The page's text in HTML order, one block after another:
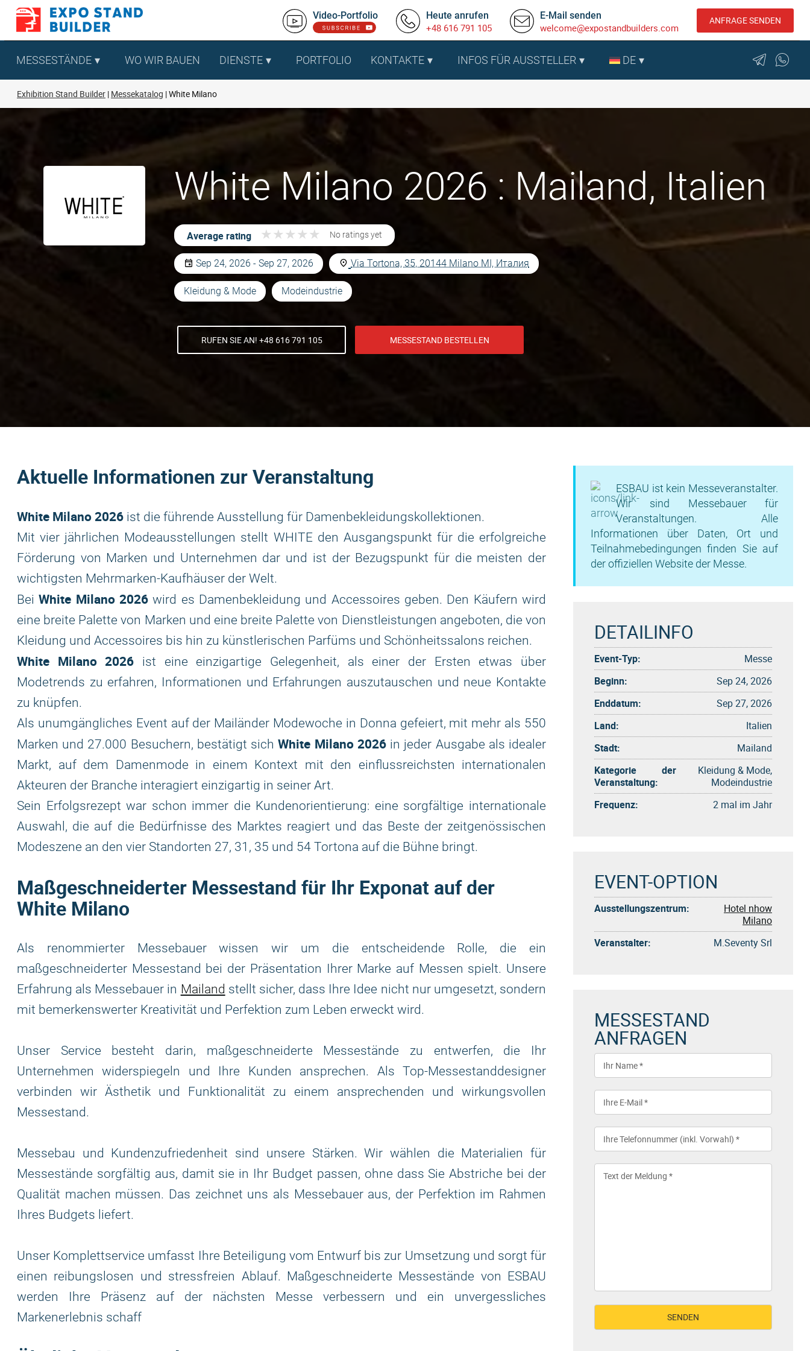
Zum
springen
Video-Portfolio Heute anrufen
+48 616 791 105
E-Mail senden
welcome@expostandbuilders.com
ANFRAGE SENDEN
MESSESTÄNDE WO WIR BAUEN DIENSTE PORTFOLIO KONTAKTE INFOS FÜR AUSSTELLER DE
Exhibition Stand Builder Messekatalog White Milano
White Milano 2026 : Mailand, Italien
Average rating ★ ★ ★ ★ ★
★ ★ ★ ★ ★ No ratings yet
Sep 24, 2026 - Sep 27, 2026 Via Tortona, 35, 20144 Milano MI, Италия
Kleidung & Mode Modeindustrie
RUFEN SIE AN! +48 616 791 105 MESSESTAND BESTELLEN
Aktuelle Informationen zur Veranstaltung
White Milano 2026 ist die führende Ausstellung für Damenbekleidungskollektionen.
Mit vier jährlichen Modeausstellungen stellt WHITE den Ausgangspunkt für die erfolgreiche
Förderung von Marken und Unternehmen dar und ist der Bezugspunkt für die meisten der
wichtigsten Mehrmarken-Kaufhäuser der Welt.
BeiWhite Milano 2026 wird es Damenbekleidung und Accessoires geben. Den Käufern wird
eine breite Palette von Marken und eine breite Palette von Dienstleistungen angeboten, die von
Kleidung und Accessoires bis hin zu künstlerischen Parfüms und Schönheitssalons reichen.
White Milano 2026 ist eine einzigartige Gelegenheit, als einer der Ersten etwas über
Modetrends zu erfahren, Informationen und Erfahrungen auszutauschen und neue Kontakte
zu knüpfen.
Als unumgängliches Event auf der Mailänder Modewoche in Donna gefeiert, mit mehr als 550
Marken und 27.000 Besuchern, bestätigt sichWhite Milano 2026in jeder Ausgabe als idealer
Markt, auf dem Damenmode in einem Kontext mit den einflussreichsten internationalen
Akteuren der Branche interagiert einzigartig in seiner Art.
Sein Erfolgsrezept war schon immer die Kundenorientierung: eine sorgfältige internationale
Auswahl, die auf die Bedürfnisse des Marktes reagiert und das Beste der zeitgenössischen
Modeszene an den vier Standorten 27, 31, 35 und 54 Tortona auf die Bühne bringt.
Maßgeschneiderter Messestand für Ihr Exponat auf der
White Milano
Als renommierter Messebauer wissen wir um die entscheidende Rolle, die ein
maßgeschneiderter Messestand bei der Präsentation Ihrer Marke auf Messen spielt. Unsere
Erfahrung als Messebauer in Mailand stellt sicher, dass Ihre Idee nicht nur umgesetzt, sondern
mit bemerkenswerter Kreativität und Perfektion zum Leben erweckt wird.
Unser Service besteht darin, maßgeschneiderte Messestände zu entwerfen, die Ihr
Unternehmen widerspiegeln und Ihre Kunden ansprechen. Als Top-Messestanddesigner
verbinden wir Ästhetik und Funktionalität zu einem ansprechenden und wirkungsvollen
Messestand.
Messebau und Kundenzufriedenheit sind unsere Stärken. Wir wählen die Materialien für
Messestände sorgfältig aus, damit sie in Ihr Budget passen, ohne dass Sie Abstriche bei der
Qualität machen müssen. Das zeichnet uns als Messebauer aus, der Perfektion im Rahmen
Ihres Budgets liefert.
Unser Komplettservice umfasst Ihre Beteiligung vom Entwurf bis zur Umsetzung und sorgt für
einen reibungslosen und stressfreien Ablauf. Maßgeschneiderte Messestände von ESBAU
werden Ihre Präsenz auf der nächsten Messe verbessern und ein unvergessliches
Markenerlebnis schaff
ESBAU ist kein Messeveranstalter.
Wir sind Messebauer für
Veranstaltungen. Alle
Informationen über Daten, Ort und
Teilnahmebedingungen finden Sie auf
der offiziellen Website der Messe.
DETAILINFO
Event-Typ:
Messe
Beginn:
Sep 24, 2026
Enddatum:
Sep 27, 2026
Land:
Italien
Stadt:
Mailand
Kategorie der
Veranstaltung:
Kleidung & Mode,
Modeindustrie
Frequenz:
2 mal im Jahr
EVENT-OPTION
Ausstellungszentrum:
Hotel nhow
Milano
Veranstalter:
M.Seventy Srl
MESSESTAND
ANFRAGEN